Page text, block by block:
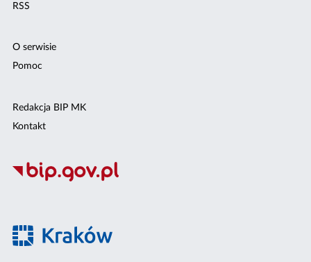
RSS
O serwisie
Pomoc
Redakcja BIP MK
Kontakt